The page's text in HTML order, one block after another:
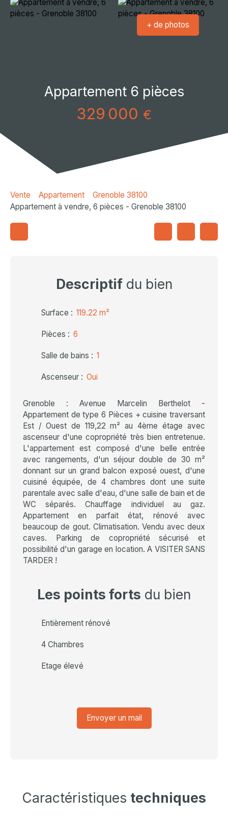
+ de photos
Appartement 6 pièces
329 000 €
Vente Appartement
Grenoble 38100
Appartement à vendre, 6 pièces - Grenoble 38100
Descriptifdu bien
Surface : 119.22 m²
Pièces : 6
Salle de bains : 1
Ascenseur : Oui
Grenoble : Avenue Marcelin Berthelot -
Appartement de type 6 Pièces + cuisine traversant
Est / Ouest de 119,22 m² au 4ème étage avec
ascenseur d'une copropriété très bien entretenue.
L'appartement est composé d'une belle entrée
avec rangements, d'un séjour double de 30 m²
donnant sur un grand balcon exposé ouest, d'une
cuisiné équipée, de 4 chambres dont une suite
parentale avec salle d'eau, d'une salle de bain et de
WC séparés. Chauffage individuel au gaz.
Appartement en parfait état, rénové avec
beaucoup de gout. Climatisation. Vendu avec deux
caves. Parking de copropriété sécurisé et
possibilité d'un garage en location. A VISITER SANS
TARDER !
Les points forts du bien
Entièrement rénové
4 Chambres
Etage élevé
Envoyer un mail
Caractéristiques techniques